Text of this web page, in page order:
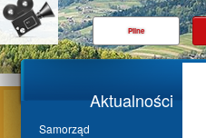
Pilne
Aktualności
Samorząd